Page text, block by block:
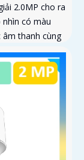
2.0MP cho ra
có màu
thanh cùng
đầu ghi hình